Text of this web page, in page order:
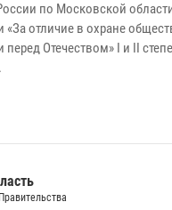
по Московской
отличие в охране
перед Отечеством» I и II